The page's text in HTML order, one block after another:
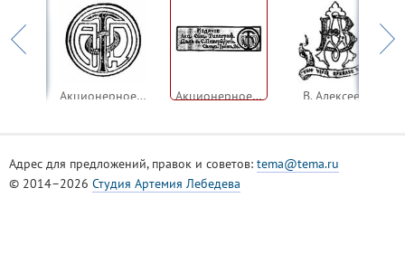
Акционерное общество типографского дела в Санкт-Петербурге Акционерное общество типографского дела в Санкт-Петербурге В. Алексеев
Адрес для предложений, правок и советов: tema@tema.ru
© 2014–2026 Студия Артемия Лебедева